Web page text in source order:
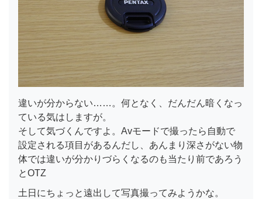
違いが分からない……。何となく、だんだん暗くなっ
ている気はしますが。
そして気づくんですよ。Avモードで撮ったら自動で
設定される項目があるんだし、あんまり深さがない物
体では違いが分かりづらくなるのも当たり前であろう
とOTZ
土日にちょっと遠出して写真撮ってみようかな。